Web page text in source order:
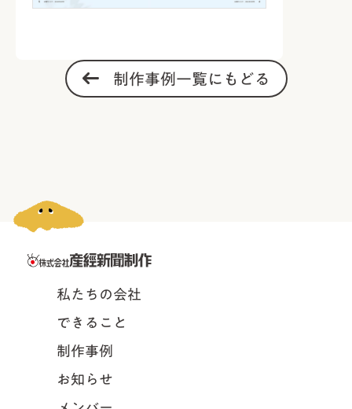
制作事例一覧にもどる
私たちの会社
できること
制作事例
お知らせ